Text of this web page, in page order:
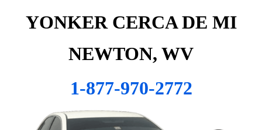
YONKER CERCA DE MI
NEWTON, WV
1-877-970-2772